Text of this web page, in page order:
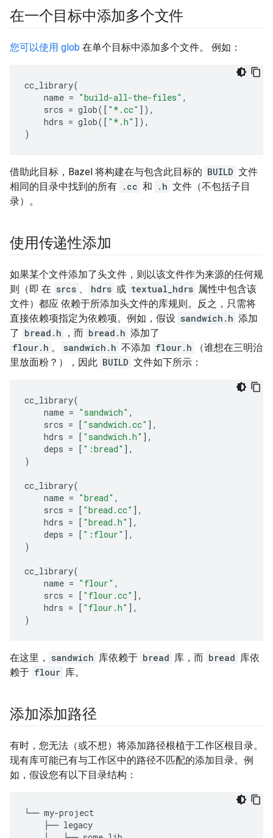
在一个目标中添加多个文件
您可以使用 glob 在单个目标中添加多个文件。 例如：
cc_library(
name = "build-all-the-files" ,
srcs = glob([ "*.cc" ]),
hdrs = glob([ "*.h" ]),
)
借助此目标，Bazel 将构建在与包含此目标的 BUILD 文件
相同的目录中找到的所有 .cc 和 .h 文件（不包括子目
录）。
使用传递性添加
如果某个文件添加了头文件，则以该文件作为来源的任何规
则（即 在 srcs 、 hdrs 或 textual_hdrs 属性中包含该
文件）都应 依赖于所添加头文件的库规则。反之，只需将
直接依赖项指定为依赖项。例如，假设 sandwich.h 添加
了 bread.h ，而 bread.h 添加了
flour.h 。 sandwich.h 不添加 flour.h
（谁想在三明治
里放面粉？），因此 BUILD 文件如下所示：
cc_library(
name = "sandwich" ,
srcs = [ "sandwich.cc" ],
hdrs = [ "sandwich.h" ],
deps = [ ":bread" ],
)
cc_library(
name = "bread" ,
srcs = [ "bread.cc" ],
hdrs = [ "bread.h" ],
deps = [ ":flour" ],
)
cc_library(
name = "flour" ,
srcs = [ "flour.cc" ],
hdrs = [ "flour.h" ],
)
在这里， sandwich 库依赖于 bread 库，而 bread 库依
赖于 flour 库。
添加添加路径
有时，您无法（或不想）将添加路径根植于工作区根目录。
现有库可能已有与工作区中的路径不匹配的添加目录。例
如，假设您有以下目录结构：
└── my-project
├── legacy